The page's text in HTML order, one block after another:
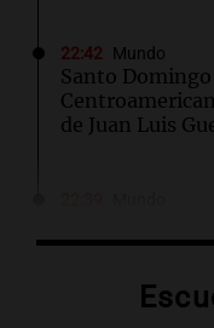
22:42 Mundo
Santo Domingo
de Juan Luis
fuertemente a